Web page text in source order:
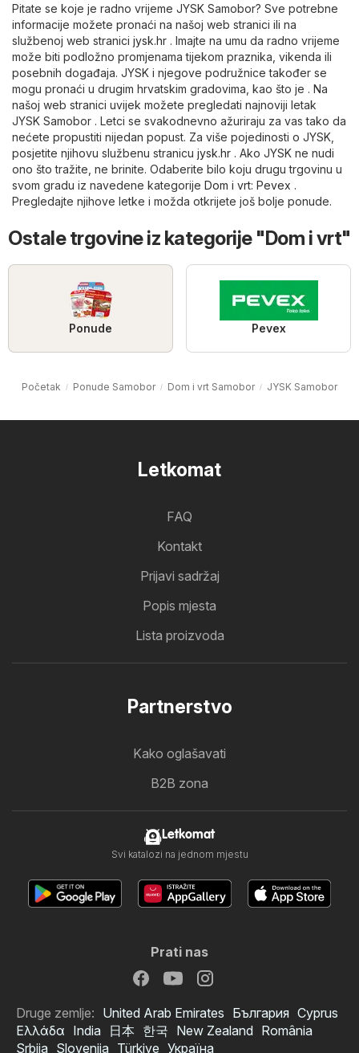
Pitate se koje je radno vrijeme JYSK Samobor? Sve potrebne
informacije možete pronaći na našoj web stranici ili na
službenoj web stranici jysk.hr . Imajte na umu da radno vrijeme
može biti podložno promjenama tijekom praznika, vikenda ili
posebnih događaja. JYSK i njegove podružnice također se
mogu pronaći u drugim hrvatskim gradovima, kao što je . Na
našoj web stranici uvijek možete pregledati najnoviji letak
JYSK Samobor . Letci se svakodnevno ažuriraju za vas tako da
nećete propustiti nijedan popust. Za više pojedinosti o JYSK,
posjetite njihovu službenu stranicu jysk.hr . Ako JYSK ne nudi
ono što tražite, ne brinite. Odaberite bilo koju drugu trgovinu u
svom gradu iz navedene kategorije Dom i vrt: Pevex .
Pregledajte njihove letke i možda otkrijete još bolje ponude.
Ostale trgovine iz kategorije "Dom i vrt"
Ponude Pevex
Početak Ponude Samobor Dom i vrt Samobor JYSK Samobor
Letkomat
FAQ
Kontakt
Prijavi sadržaj
Popis mjesta
Lista proizvoda
Partnerstvo
Kako oglašavati
B2B zona
Letkomat
Svi katalozi na jednom mjestu
Prati nas
Druge zemlje: United Arab Emirates България Cyprus
Ελλάδα India 日本 한국 New Zealand România
Srbija Slovenija Türkiye Україна